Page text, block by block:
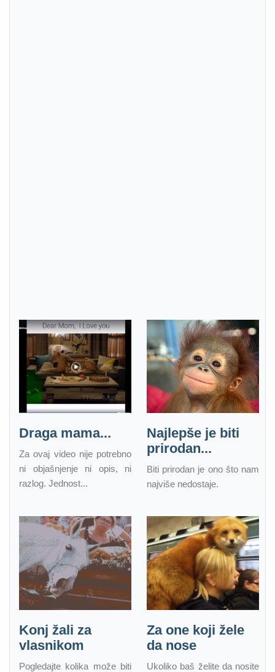
Draga mama...
Za ovaj video nije potrebno
ni objašnjenje ni opis, ni
razlog. Jednost...
Najlepše je biti
prirodan...
Biti prirodan je ono što nam
najviše nedostaje.
Konj žali za
vlasnikom
Pogledajte kolika može biti
Za one koji žele
da nose
Ukoliko baš želite da nosite